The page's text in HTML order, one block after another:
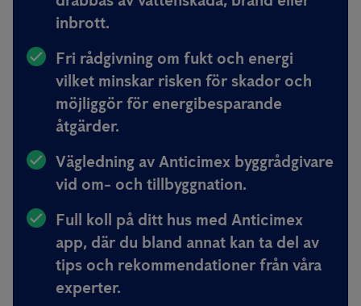
inbrott.
Fri rådgivning om fukt och energi
vilket minskar risken för skador och
möjliggör för energibesparande
åtgärder.
Vägledning av Anticimex byggrådgivare
vid om- och tillbyggnation.
Full koll på ditt hus med Anticimex
app, där du bland annat kan ta del av
tips och rekommendationer från våra
experter.